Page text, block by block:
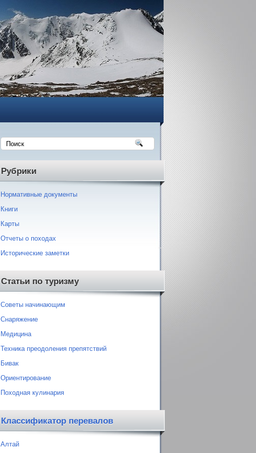
Рубрики
Нормативные документы
Книги
Карты
Отчеты о походах
Исторические заметки
Статьи по туризму
Советы начинающим
Снаряжение
Медицина
Техника преодоления препятствий
Бивак
Ориентирование
Походная кулинария
Классификатор перевалов
Алтай